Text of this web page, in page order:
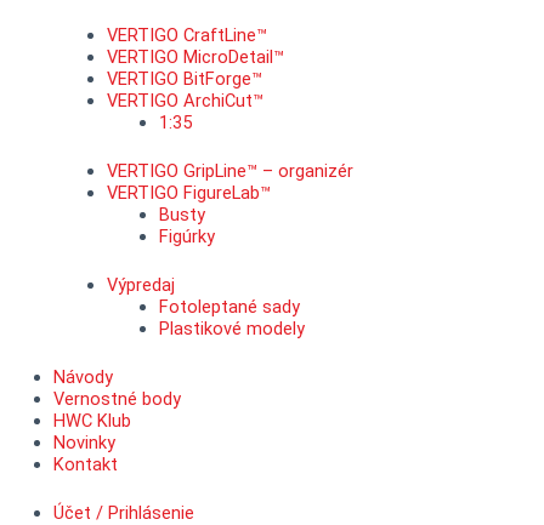
VERTIGO CraftLine™
VERTIGO MicroDetail™
VERTIGO BitForge™
VERTIGO ArchiCut™
1:35
VERTIGO GripLine™ – organizér
VERTIGO FigureLab™
Busty
Figúrky
Výpredaj
Fotoleptané sady
Plastikové modely
Návody
Vernostné body
HWC Klub
Novinky
Kontakt
Účet / Prihlásenie